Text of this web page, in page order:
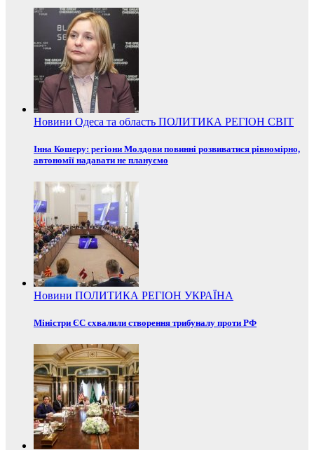
Новини Одеса та область ПОЛИТИКА РЕГІОН СВІТ
Інна Кошеру: регіони Молдови повинні розвиватися рівномірно,
автономії надавати не плануємо
Новини ПОЛИТИКА РЕГІОН УКРАЇНА
Міністри ЄС схвалили створення трибуналу проти РФ